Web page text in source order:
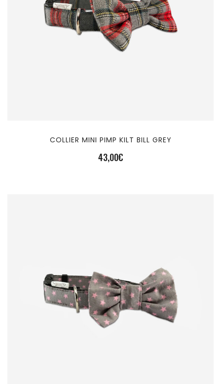
COLLIER MINI PIMP KILT BILL GREY
43,00€